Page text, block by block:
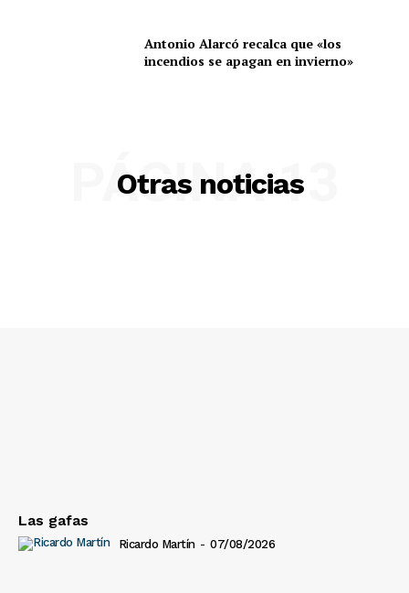
Antonio Alarcó recalca que «los
incendios se apagan en invierno»
Otras noticias
PÁGINA 13
Las gafas
Ricardo Martín - 07/08/2026